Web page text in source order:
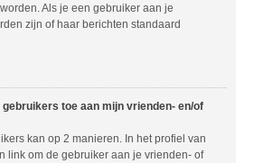
Als je een gebruiker aan je
zijn of haar berichten standaard
toe aan mijn vrienden- en/of
kan op 2 manieren. In het profiel van
link om de gebruiker aan je vrienden- of